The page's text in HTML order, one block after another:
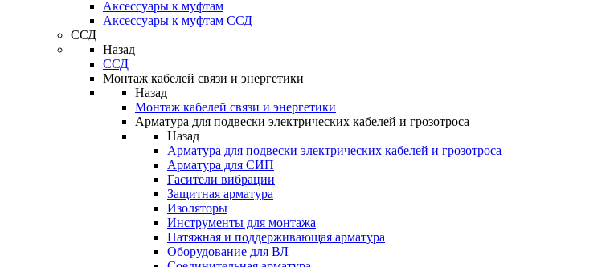
Аксессуары к муфтам
Аксессуары к муфтам ССД
ССД
Назад
ССД
Монтаж кабелей связи и энергетики
Назад
Монтаж кабелей связи и энергетики
Арматура для подвески электрических кабелей и грозотроса
Назад
Арматура для подвески электрических кабелей и грозотроса
Арматура для СИП
Гасители вибрации
Защитная арматура
Изоляторы
Инструменты для монтажа
Натяжная и поддерживающая арматура
Оборудование для ВЛ